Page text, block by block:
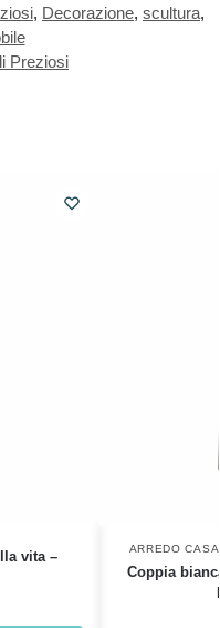
, Decorazione, scultura,
Preziosi
vita –
ARREDO CASA
Coppia